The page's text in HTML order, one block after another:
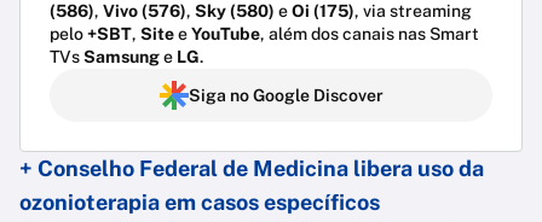
(586), Vivo (576), Sky (580) eOi (175), via streaming
pelo+SBT, SiteeYouTube, além dos canais nas Smart
TVsSamsunge LG.
Siga no Google Discover
+ Conselho Federal de Medicina libera uso da
ozonioterapia em casos específicos